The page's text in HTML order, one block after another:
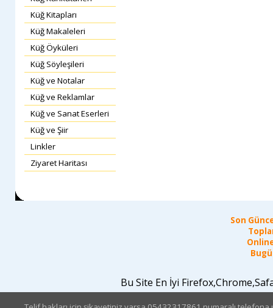
Küğ Kitapları
Küğ Makaleleri
Küğ Öyküleri
Küğ Söyleşileri
Küğ ve Notalar
Küğ ve Reklamlar
Küğ ve Sanat Eserleri
Küğ ve Şiir
Linkler
Ziyaret Haritası
Son
Bu Site En İyi